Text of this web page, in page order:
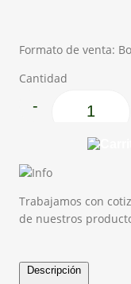
Formato de venta:
Cantidad
-
Trabajamos con
de nuestros
Descripción